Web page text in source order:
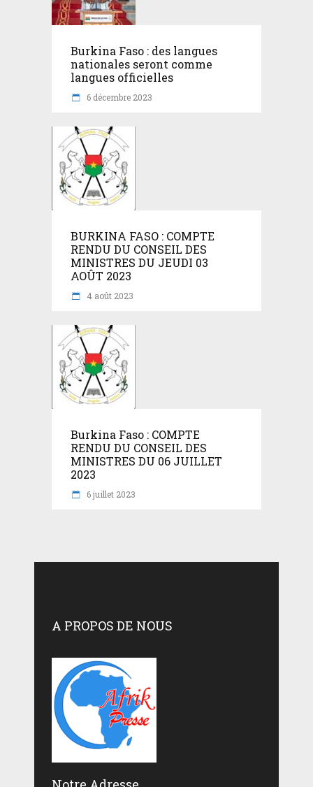
Burkina Faso : des langues
nationales seront comme
langues officielles
6 décembre 2023
BURKINA FASO : COMPTE
RENDU DU CONSEIL DES
MINISTRES DU JEUDI 03
AOÛT 2023
4 août 2023
Burkina Faso : COMPTE
RENDU DU CONSEIL DES
MINISTRES DU 06 JUILLET
2023
6 juillet 2023
A PROPOS DE NOUS